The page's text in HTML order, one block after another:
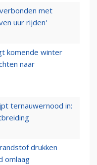
met
uur rijden'
komende winter
naar
ternauwernood in:
drukken
omlaag